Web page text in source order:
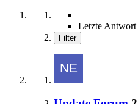
Letzte Antwort
Filter